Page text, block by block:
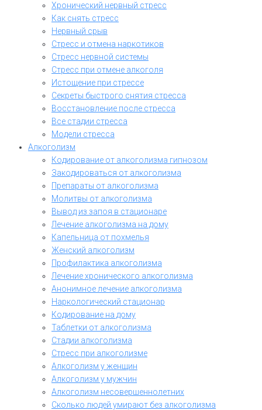
Хронический нервный стресс
Как снять стресс
Нервный срыв
Стресс и отмена наркотиков
Стресс нервной системы
Стресс при отмене алкоголя
Истощение при стрессе
Секреты быстрого снятия стресса
Восстановление после стресса
Все стадии стресса
Модели стресса
Алкоголизм
Кодирование от алкоголизма гипнозом
Закодироваться от алкоголизма
Препараты от алкоголизма
Молитвы от алкоголизма
Вывод из запоя в стационаре
Лечение алкоголизма на дому
Капельница от похмелья
Женский алкоголизм
Профилактика алкоголизма
Лечение хронического алкоголизма
Анонимное лечение алкоголизма
Наркологический стационар
Кодирование на дому
Таблетки от алкоголизма
Стадии алкоголизма
Стресс при алкоголизме
Алкоголизм у женщин
Алкоголизм у мужчин
Алкоголизм несовершеннолетних
Сколько людей умирают без алкоголизма